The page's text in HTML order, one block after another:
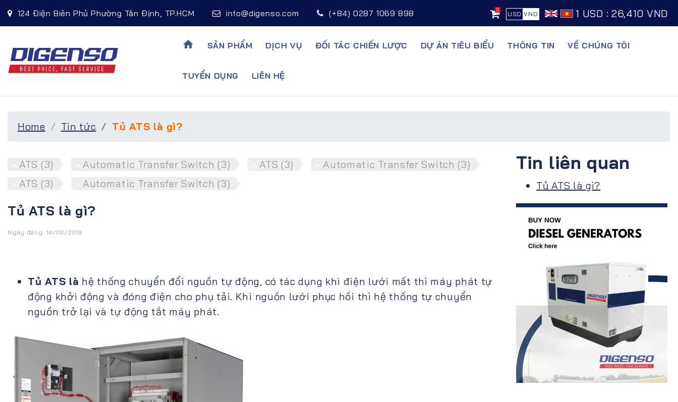
124 Điện Biên Phủ Phường Tân Định, TP.HCM info@digenso.com (+84) 0287 1069 898 0
USD VND 1 USD : 26,410 VND
home SẢN PHẨM DỊCH VỤ ĐỐI TÁC CHIẾN LƯỢC DỰ ÁN TIÊU BIỂU THÔNG TIN VỀ CHÚNG TÔI
TUYỂN DỤNG LIÊN HỆ
Home Tin tức Tủ ATS là gì?
ATS (3) Automatic Transfer Switch (3) ATS (3)
Automatic Transfer Switch (3)
ATS (3)
Automatic Transfer Switch (3)
Tủ ATS là gì?
Ngày đăng: 14/03/2019
Tủ ATS là hệ thống chuyển đổi nguồn tự động, có tác dụng khi điện lưới mất thì máy phát tự
động khởi động và đóng điện cho phụ tải. Khi nguồn lưới phục hồi thì hệ thống tự chuyển
nguồn trở lại và tự động tắt máy phát.
Tin liên quan
Tủ ATS là gì?